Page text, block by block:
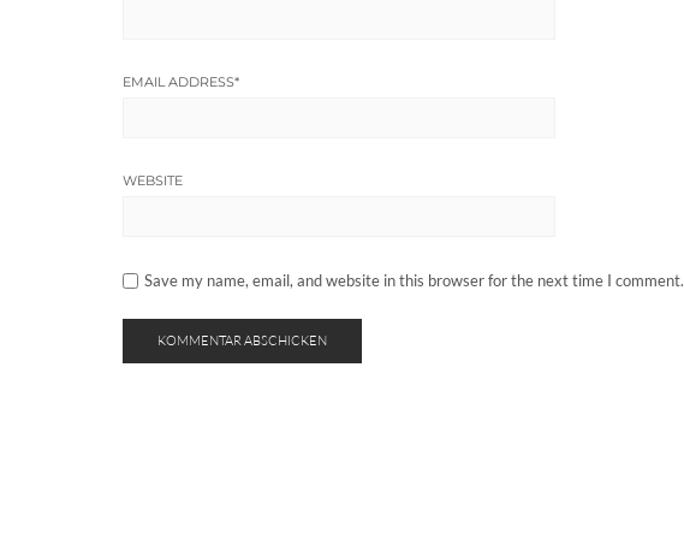
EMAIL ADDRESS*
WEBSITE
Save my name, email, and website in this browser for the next time I comment.